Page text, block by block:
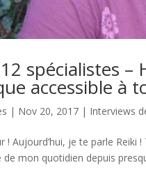
spécialistes –
accessible à
| Nov 20, 2017 | Interviews
! Aujourd’hui, je te parle Reiki
de mon quotidien depuis